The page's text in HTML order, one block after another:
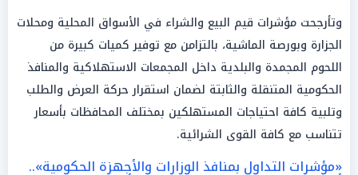
وتأرجحت مؤشرات قيم البيع والشراء في الأسواق المحلية ومحلات
الجزارة وبورصة الماشية، بالتزامن مع توفير كميات كبيرة من
اللحوم المجمدة والبلدية داخل المجمعات الاستهلاكية والمنافذ
الحكومية المتنقلة والثابتة لضمان استقرار حركة العرض والطلب
وتلبية كافة احتياجات المستهلكين بمختلف المحافظات بأسعار
تتناسب مع كافة القوى الشرائية.
«مؤشرات التداول بمنافذ الوزارات والأجهزة الحكومية»..